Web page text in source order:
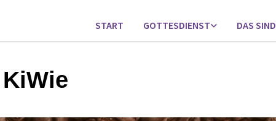
START GOTTESDIENST DAS